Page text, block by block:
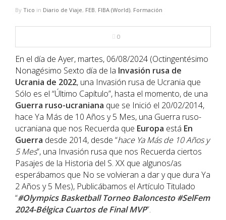
RIO 2016
By Tico in Diario de Viaje, FEB, FIBA (World), Formación
0
En el día de Ayer, martes, 06/08/2024 (Octingentésimo
Nonagésimo Sexto día de la Invasión rusa de
Ucrania de 2022, una Invasión rusa de Ucrania que
Sólo es el “Último Capítulo”, hasta el momento, de una
Guerra ruso-ucraniana que se Inició el 20/02/2014,
hace Ya Más de 10 Años y 5 Mes, una Guerra ruso-
ucraniana que nos Recuerda que Europa está En
Guerra desde 2014, desde “hace Ya Más de 10 Años y
5 Mes”, una Invasión rusa que nos Recuerda ciertos
Pasajes de la Historia del S. XX que algunos/as
esperábamos que No se volvieran a dar y que dura Ya
2 Años y 5 Mes), Publicábamos el Artículo Titulado
“#Olympics Basketball Torneo Baloncesto #SelFem
2024-Bélgica Cuartos de Final MVP”.